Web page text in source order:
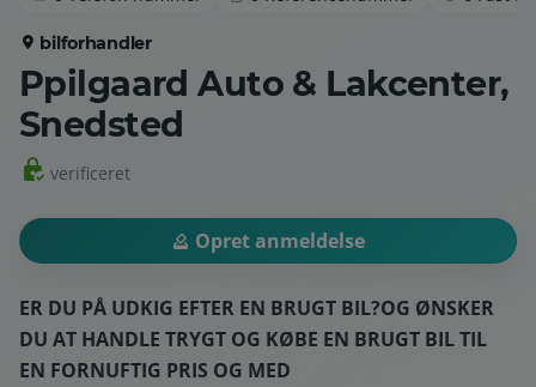
bilforhandler
Ppilgaard Auto & Lakcenter,
Snedsted
verificeret
Opret anmeldelse
ER DU PÅ UDKIG EFTER EN BRUGT BIL?OG ØNSKER
DU AT HANDLE TRYGT OG KØBE EN BRUGT BIL TIL
EN FORNUFTIG PRIS OG MED